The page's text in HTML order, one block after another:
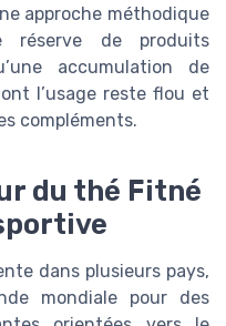
approche méthodique
réserve de produits
accumulation de
l’usage reste flou et
compléments.
du thé Fitné
dans plusieurs pays,
mondiale pour des